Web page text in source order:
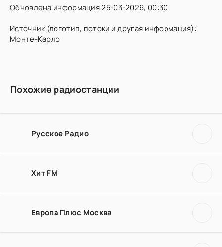
Обновлена информация 25-03-2026, 00:30
Источник (логотип, потоки и другая информация):
Монте-Карло
Похожие радиостанции
Русское Радио
Хит FM
Европа Плюс Москва